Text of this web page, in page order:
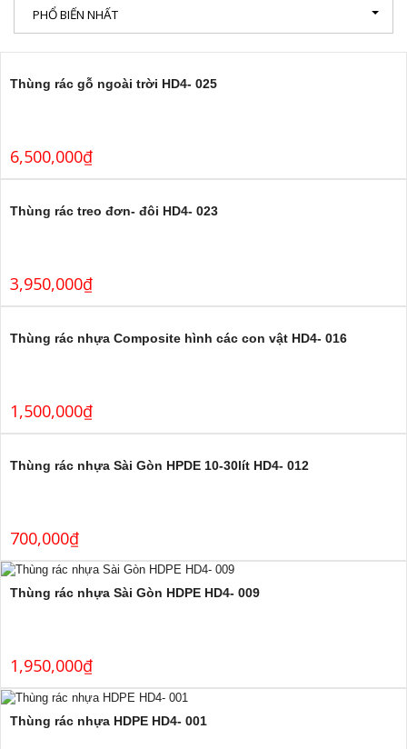
PHỔ BIẾN NHẤT
Thùng rác gỗ ngoài trời HD4- 025
6,500,000₫
Thùng rác treo đơn- đôi HD4- 023
3,950,000₫
Thùng rác nhựa Composite hình các con vật HD4- 016
1,500,000₫
Thùng rác nhựa Sài Gòn HPDE 10-30lít HD4- 012
700,000₫
Thùng rác nhựa Sài Gòn HDPE HD4- 009
1,950,000₫
Thùng rác nhựa HDPE HD4- 001